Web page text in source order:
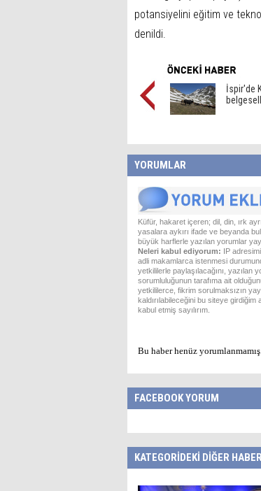
potansiyelini eğitim ve
denildi.
İspir'de
YORUMLAR
Küfür, hakaret içeren; dil, din, ırk
yasalara aykırı ifade ve beyanda
büyük harflerle yazılan yorumlar
Neleri kabul ediyorum: IP
adli makamlarca istenmesi
yetkililerle paylaşılacağını, yazılan
sorumluluğunun tarafıma ait
yetkililerce, fikrim sorulmaksızın
kaldırılabileceğini bu siteye girdiğim
kabul etmiş sayılırım.
Bu haber henüz
FACEBOOK YORUM
KATEGORİDEKİ DİĞER